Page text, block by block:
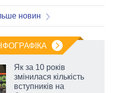
новин
Як за 10 років
змінилася кількість
вступників на